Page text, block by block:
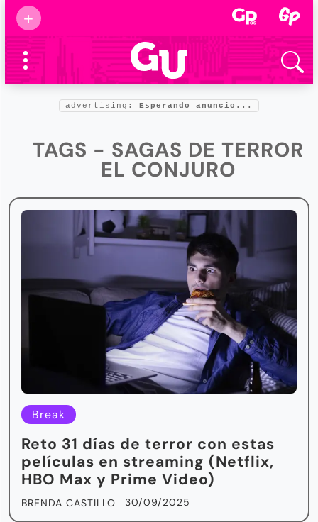
+
Supermamás
2025
Marcas de
confianza
Foro salud
advertising: Esperando anuncio...
TAGS - SAGAS DE TERROR
EL CONJURO
Break
Reto 31 días de terror con estas
películas en streaming (Netflix,
HBO Max y Prime Video)
BRENDA CASTILLO 30/09/2025